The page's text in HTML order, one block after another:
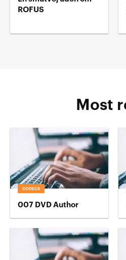
ROFUS
Most
CODECS
007 DVD Author